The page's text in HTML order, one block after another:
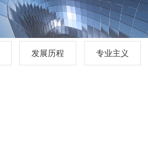
发展历程 专业主义